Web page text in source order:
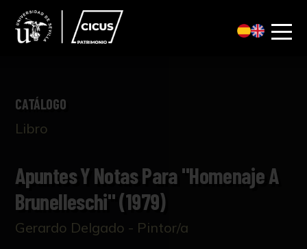
CATÁLOGO
Libro
Apuntes Y Notas Para "Homenaje A
Brunelleschi" (1979)
Gerardo Delgado - Pintor/a